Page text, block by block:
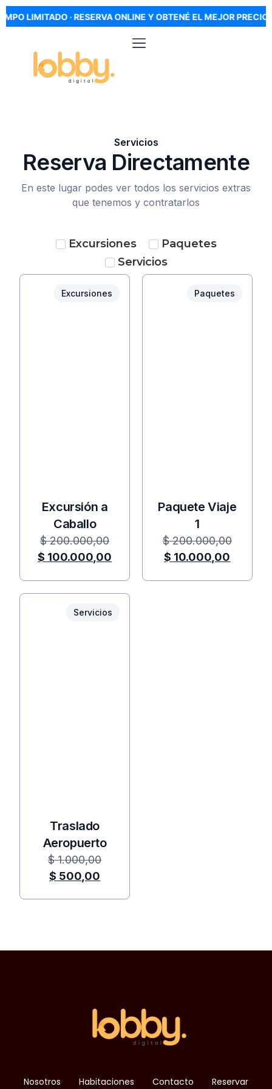
LIMITADO · RESERVA ONLINE Y OBTENÉ EL MEJOR PRECIO ·
Servicios
Reserva Directamente
En este lugar podes ver todos los servicios extras
que tenemos y contratarlos
Excursiones
Paquetes
Servicios
Excursiones
Excursión a
Caballo
$200.000,00
$ 100.000,00
Paquetes
Paquete Viaje
1
$200.000,00
$ 10.000,00
Servicios
Traslado
Aeropuerto
$1.000,00
$ 500,00
Nosotros Habitaciones Contacto Reservar